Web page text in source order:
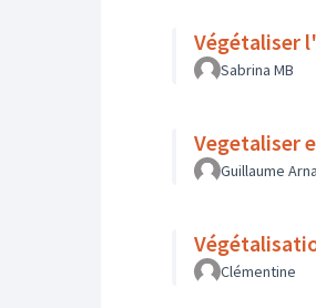
Végétaliser
Sabrina MB
Vegetaliser
Guillaume
Clémentine